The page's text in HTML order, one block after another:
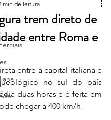
trem direto de
entre Roma e
min de leitura
entre a capital italiana e
no sul do país
duas horas e é feita em
chegar a 400 km/h